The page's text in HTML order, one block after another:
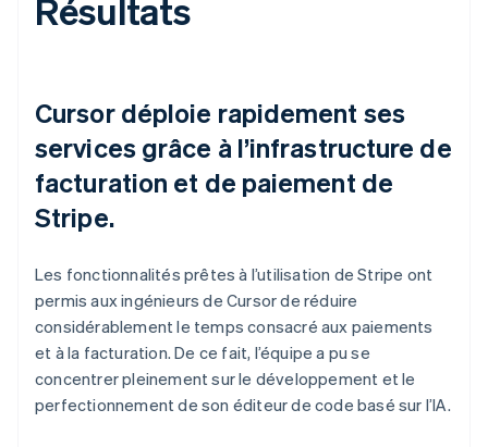
Résultats
Cursor déploie rapidement ses
services grâce à l’infrastructure de
facturation et de paiement de
Stripe.
Les fonctionnalités prêtes à l’utilisation de Stripe ont
permis aux ingénieurs de Cursor de réduire
considérablement le temps consacré aux paiements
et à la facturation. De ce fait, l’équipe a pu se
concentrer pleinement sur le développement et le
perfectionnement de son éditeur de code basé sur l’IA.